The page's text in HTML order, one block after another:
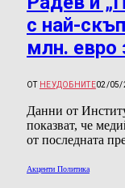
с най-
млн. евро
ОТ НЕУДОБНИТЕ02/05/
Данни от
показват, че
от последната
Акценти Политика